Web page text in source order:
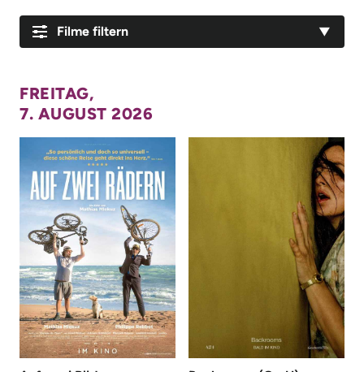
Filme filtern
nach Datum:
So 09.08.
Di 11.08.
Fr 14.08.
Mo 17.08.
Fr 21.08.
Di 25.08.
Fr 28.08. Sa 29.08.
FREITAG,
7. AUGUST 2026